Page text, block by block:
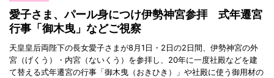
愛子さま、パール身につけ伊勢神宮参拝 式年遷宮
行事「御木曳」などご視察
天皇皇后両陛下の長女愛子さまが8月1日・2日の2日間、伊勢神宮の外
宮（げくう）・内宮（ないくう）を参拝し、20年に一度社殿などを建
て替える式年遷宮の行事「御木曳（おきひき）」や社殿に使う御用材の